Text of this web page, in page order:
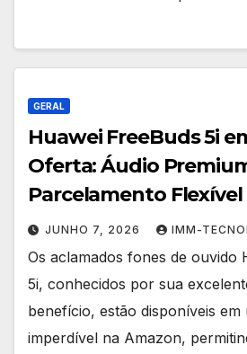
GERAL
Huawei FreeBuds 5i
Oferta: Áudio
Parcelamento
JUNHO 7, 2026 IMM-
Os aclamados fones de ouvido
5i, conhecidos por sua
benefício, estão disponíveis
imperdível na Amazon,